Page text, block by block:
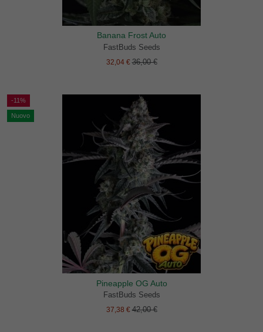
Banana Frost Auto
FastBuds Seeds
32,04 €36,00 €
-11%
Nuovo
Pineapple OG Auto
FastBuds Seeds
37,38 €42,00 €